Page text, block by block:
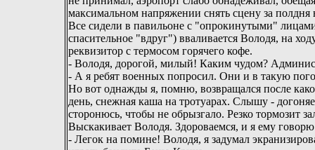
максимальном напряжении снять сцену за полдня
Все сидели в павильоне с "опрокинутыми"
спасительное "вдруг") вваливается Володя, на
реквизитор с термосом горячего кофе.
- Володя, дорогой, милый! Каким чудом?
- А я ребят военных попросил. Они и в такую
Но вот однажды я, помню, возвращался после
день, снежная каша на тротуарах. Слышу -
сторонюсь, чтобы не обрызгало. Резко тормозит
Выскакивает Володя. Здороваемся, и я ему
- Легок на помине! Володя, я задумал